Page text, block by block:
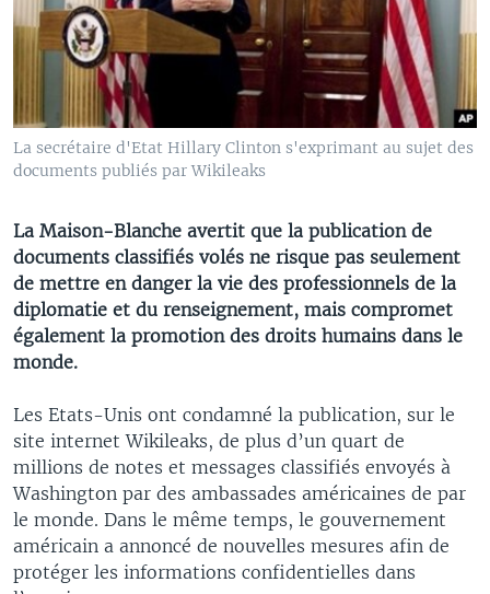
La secrétaire d'Etat Hillary Clinton s'exprimant au sujet des
documents publiés par Wikileaks
La Maison-Blanche avertit que la publication de
documents classifiés volés ne risque pas seulement
de mettre en danger la vie des professionnels de la
diplomatie et du renseignement, mais compromet
également la promotion des droits humains dans le
monde.
Les Etats-Unis ont condamné la publication, sur le
site internet Wikileaks, de plus d’un quart de
millions de notes et messages classifiés envoyés à
Washington par des ambassades américaines de par
le monde. Dans le même temps, le gouvernement
américain a annoncé de nouvelles mesures afin de
protéger les informations confidentielles dans